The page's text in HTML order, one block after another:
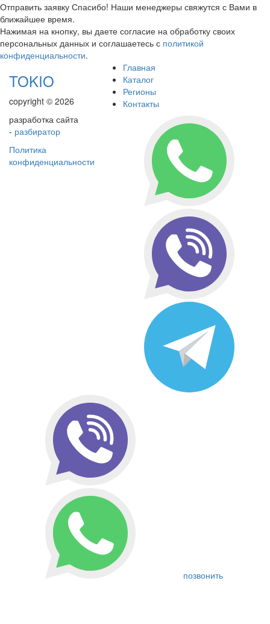
Отправить заявку Спасибо! Наши менеджеры свяжутся с Вами в
ближайшее время.
Нажимая на кнопку, вы даете согласие на обработку своих
персональных данных и соглашаетесь с политикой
конфиденциальности.
TOKIO
copyright © 2026
разработка сайта
- разбиратор
Политика
конфиденциальности
Главная
Каталог
Регионы
Контакты
позвонить